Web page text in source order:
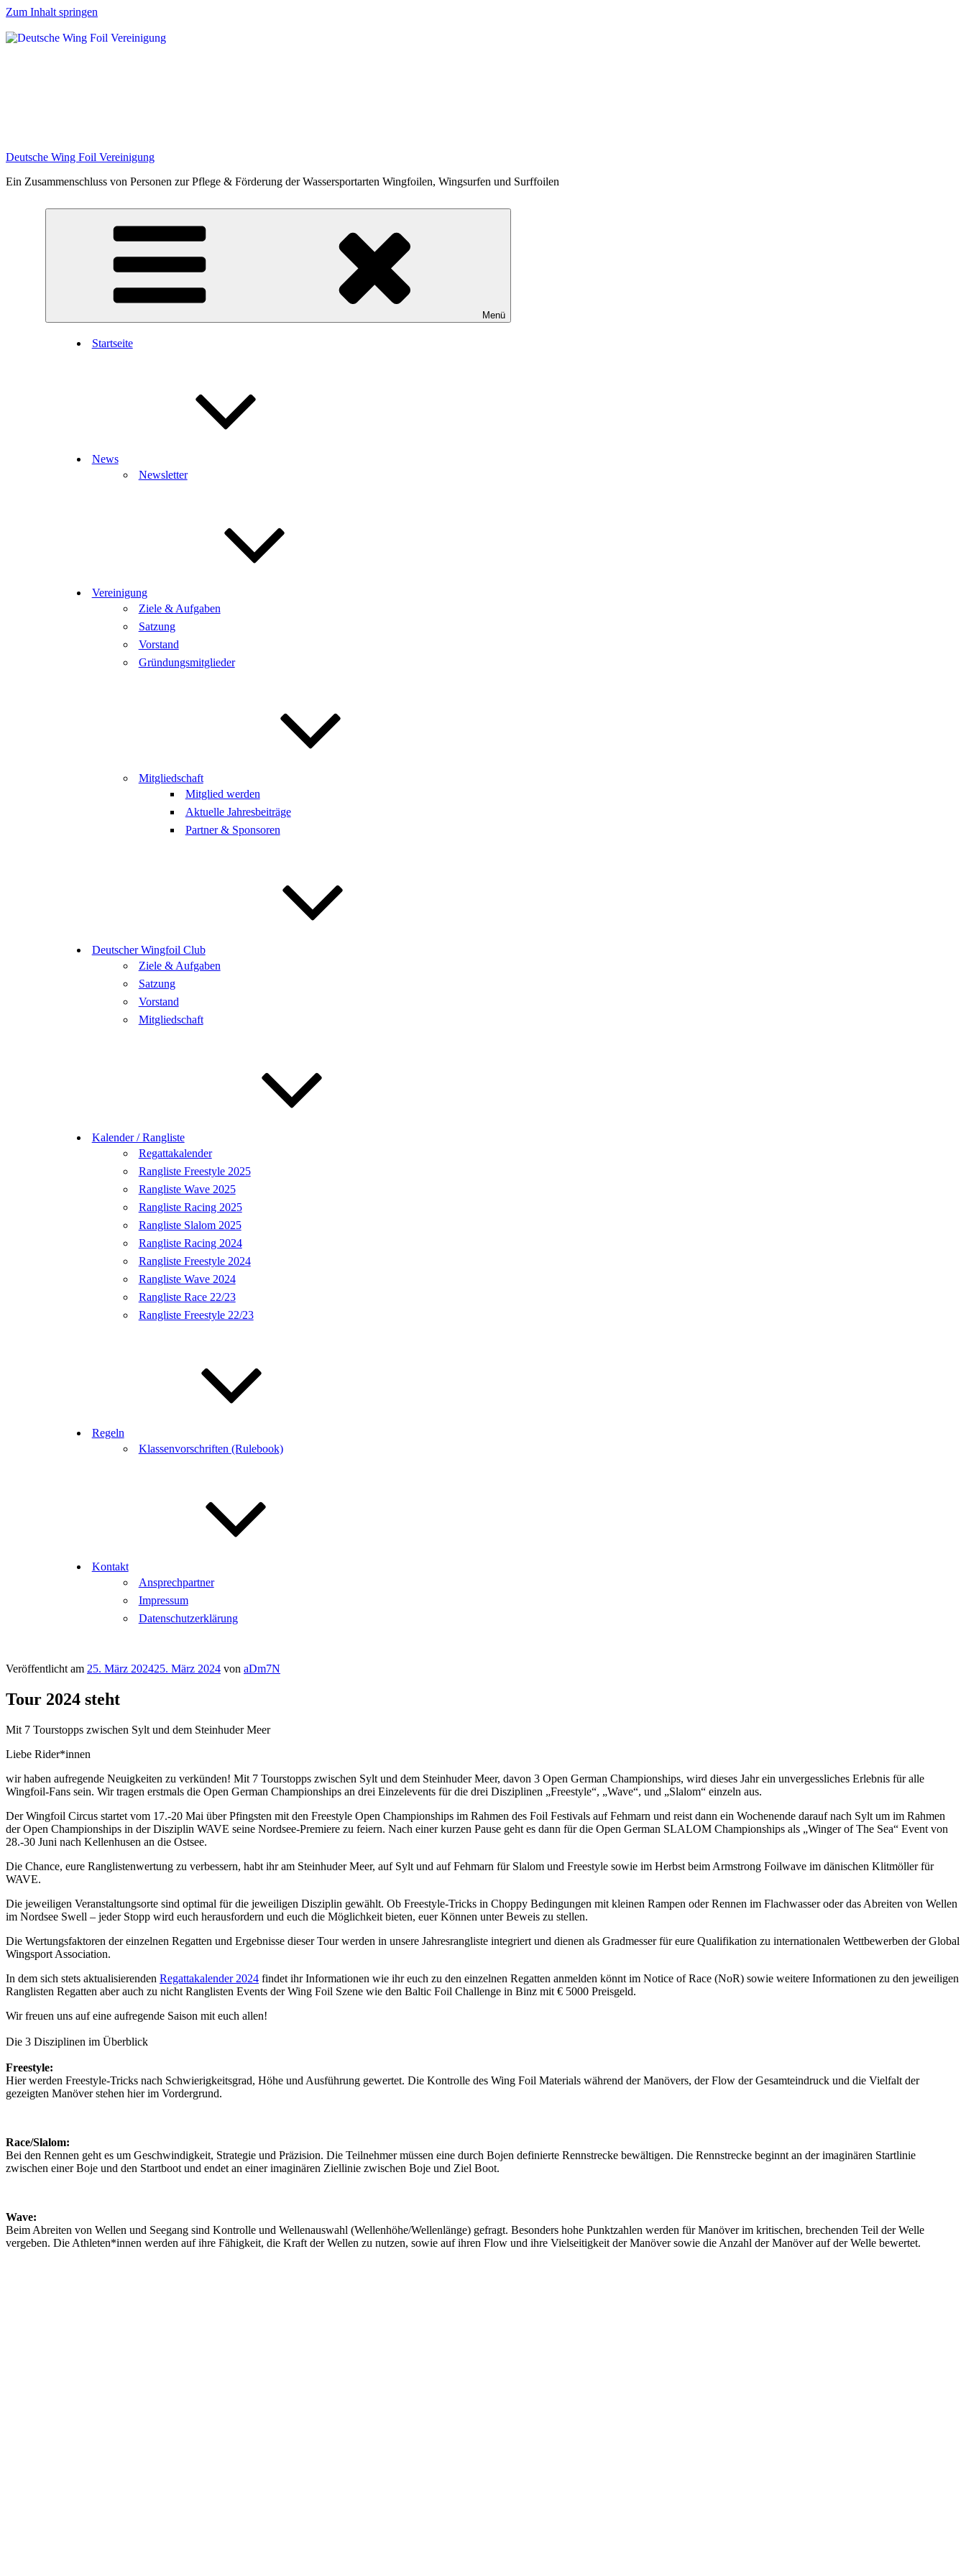
Zum Inhalt springen
Deutsche Wing Foil Vereinigung
Ein Zusammenschluss von Personen zur Pflege & Förderung der Wassersportarten Wingfoilen, Wingsurfen und Surffoilen
Menü
Startseite
News
Newsletter
Vereinigung
Ziele & Aufgaben
Satzung
Vorstand
Gründungsmitglieder
Mitgliedschaft
Mitglied werden
Aktuelle Jahresbeiträge
Partner & Sponsoren
Deutscher Wingfoil Club
Ziele & Aufgaben
Satzung
Vorstand
Mitgliedschaft
Kalender / Rangliste
Regattakalender
Rangliste Freestyle 2025
Rangliste Wave 2025
Rangliste Racing 2025
Rangliste Slalom 2025
Rangliste Racing 2024
Rangliste Freestyle 2024
Rangliste Wave 2024
Rangliste Race 22/23
Rangliste Freestyle 22/23
Regeln
Klassenvorschriften (Rulebook)
Kontakt
Ansprechpartner
Impressum
Datenschutzerklärung
Veröffentlicht am 25. März 202425. März 2024 von aDm7N
Tour 2024 steht
Mit 7 Tourstopps zwischen Sylt und dem Steinhuder Meer
Liebe Rider*innen
wir haben aufregende Neuigkeiten zu verkünden! Mit 7 Tourstopps zwischen Sylt und dem Steinhuder Meer, davon 3 Open German Championships, wird dieses Jahr ein unvergessliches Erlebnis für alle
Wingfoil-Fans sein. Wir tragen erstmals die Open German Championships an drei Einzelevents für die drei Disziplinen „Freestyle“, „Wave“, und „Slalom“ einzeln aus.
Der Wingfoil Circus startet vom 17.-20 Mai über Pfingsten mit den Freestyle Open Championships im Rahmen des Foil Festivals auf Fehmarn und reist dann ein Wochenende darauf nach Sylt um im Rahmen
der Open Championships in der Disziplin WAVE seine Nordsee-Premiere zu feiern. Nach einer kurzen Pause geht es dann für die Open German SLALOM Championships als „Winger of The Sea“ Event von
28.-30 Juni nach Kellenhusen an die Ostsee.
Die Chance, eure Ranglistenwertung zu verbessern, habt ihr am Steinhuder Meer, auf Sylt und auf Fehmarn für Slalom und Freestyle sowie im Herbst beim Armstrong Foilwave im dänischen Klitmöller für
WAVE.
Die jeweiligen Veranstaltungsorte sind optimal für die jeweiligen Disziplin gewählt. Ob Freestyle-Tricks in Choppy Bedingungen mit kleinen Rampen oder Rennen im Flachwasser oder das Abreiten von Wellen
im Nordsee Swell – jeder Stopp wird euch herausfordern und euch die Möglichkeit bieten, euer Können unter Beweis zu stellen.
Die Wertungsfaktoren der einzelnen Regatten und Ergebnisse dieser Tour werden in unsere Jahresrangliste integriert und dienen als Gradmesser für eure Qualifikation zu internationalen Wettbewerben der Global
Wingsport Association.
In dem sich stets aktualisierenden Regattakalender 2024 findet ihr Informationen wie ihr euch zu den einzelnen Regatten anmelden könnt im Notice of Race (NoR) sowie weitere Informationen zu den jeweiligen
Ranglisten Regatten aber auch zu nicht Ranglisten Events der Wing Foil Szene wie den Baltic Foil Challenge in Binz mit € 5000 Preisgeld.
Wir freuen uns auf eine aufregende Saison mit euch allen!
Die 3 Disziplinen im Überblick
Freestyle:
Hier werden Freestyle-Tricks nach Schwierigkeitsgrad, Höhe und Ausführung gewertet. Die Kontrolle des Wing Foil Materials während der Manövers, der Flow der Gesamteindruck und die Vielfalt der
gezeigten Manöver stehen hier im Vordergrund.
Race/Slalom:
Bei den Rennen geht es um Geschwindigkeit, Strategie und Präzision. Die Teilnehmer müssen eine durch Bojen definierte Rennstrecke bewältigen. Die Rennstrecke beginnt an der imaginären Startlinie
zwischen einer Boje und den Startboot und endet an einer imaginären Ziellinie zwischen Boje und Ziel Boot.
Wave:
Beim Abreiten von Wellen und Seegang sind Kontrolle und Wellenauswahl (Wellenhöhe/Wellenlänge) gefragt. Besonders hohe Punktzahlen werden für Manöver im kritischen, brechenden Teil der Welle
vergeben. Die Athleten*innen werden auf ihre Fähigkeit, die Kraft der Wellen zu nutzen, sowie auf ihren Flow und ihre Vielseitigkeit der Manöver sowie die Anzahl der Manöver auf der Welle bewertet.